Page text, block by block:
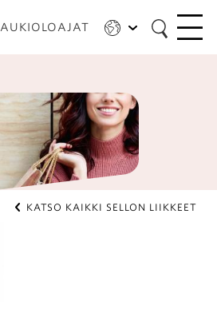
AUKIOLOAJAT
KATSO KAIKKI SELLON LIIKKEET